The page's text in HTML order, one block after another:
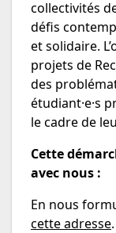
collectivités
défis
et solidaire.
projets de
des
étudiant·e·s
le cadre de
Cette
avec nous :
En nous
cette adresse.